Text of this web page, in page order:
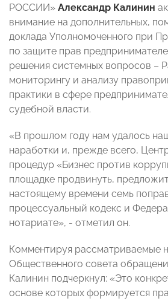
РОССИИ» Александр Калинин
внимание на дополнительных,
доклада Уполномоченного при
по защите прав
решения системных вопросов –
мониторингу и анализу
практики в сфере
судебной власти.
«В прошлом году нам удалось
наработки и, прежде всего,
процедур «Бизнес против
площадке продвинуть,
настоящему времени семь
процессуальный кодекс и
нотариате», - отметил он.
Комментируя рассматриваемые
Общественного совета
Калинин подчеркнул: «Это
основе которых формируется